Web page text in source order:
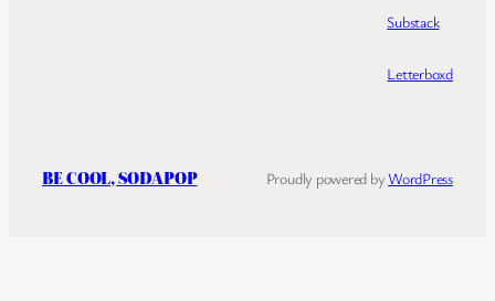
Substack
Letterboxd
BE COOL, SODAPOP Proudly powered byWordPress